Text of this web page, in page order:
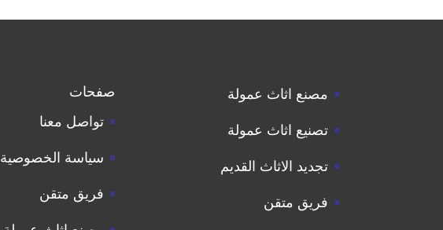
مصنع اثاث عمولة
تصنيع اثاث عمولة
تجديد الاثاث القديم
فريق متقن
صفحات
تواصل معنا
سياسة الخصوصية
فريق متقن